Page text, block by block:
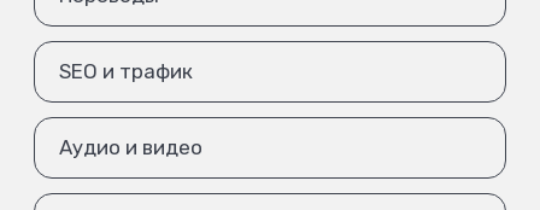
SEO и трафик
Аудио и видео